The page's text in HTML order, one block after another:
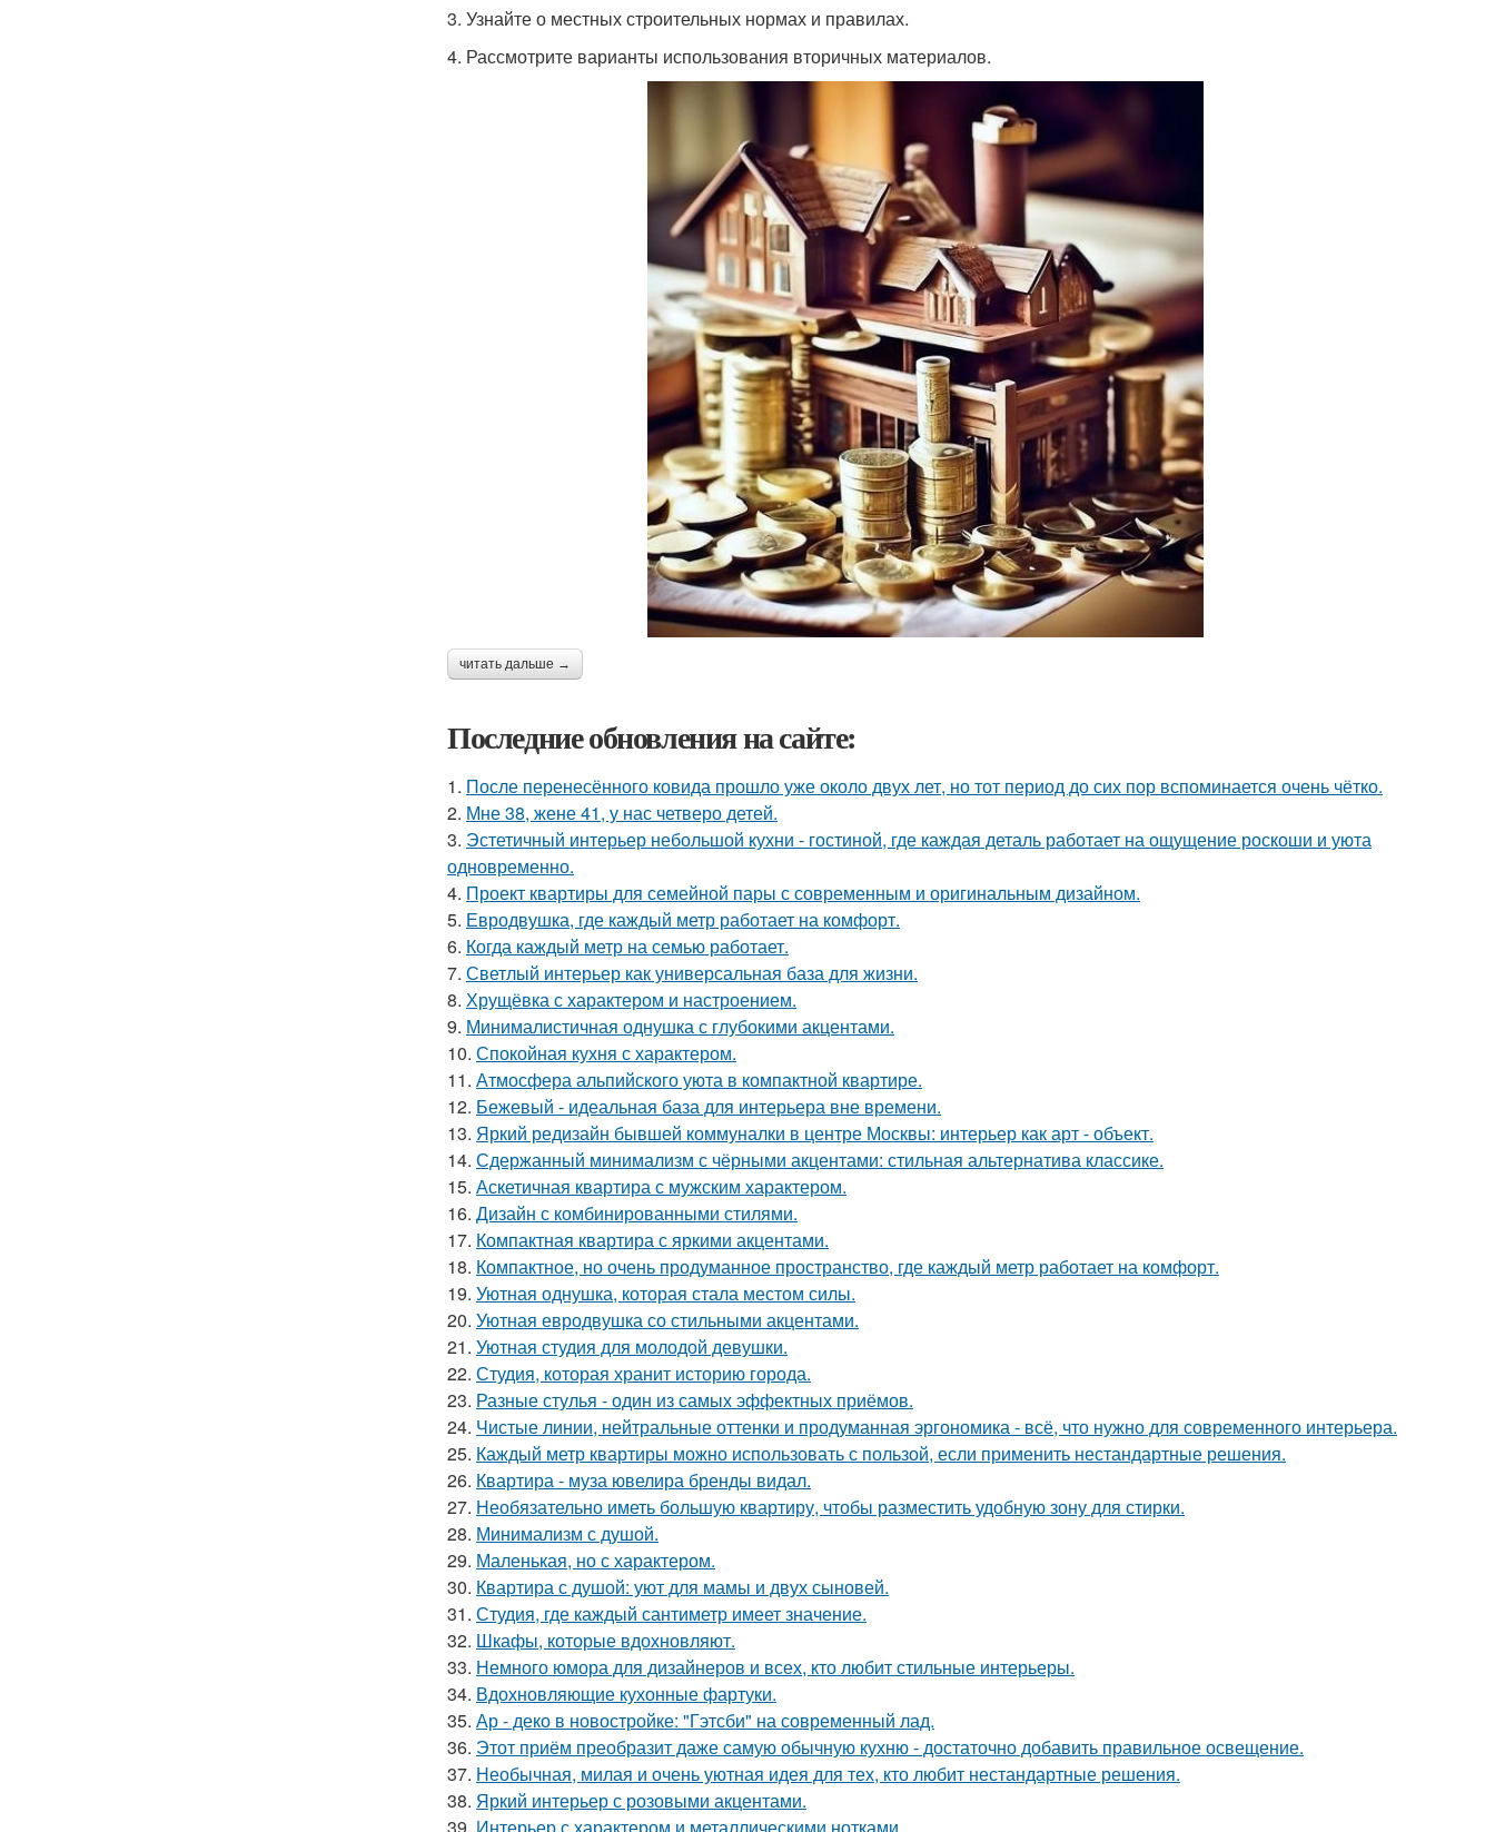
3. Узнайте о местных строительных нормах и правилах.
4. Рассмотрите варианты использования вторичных материалов.
читать дальше →
Последние обновления на сайте:
1. После перенесённого ковида прошло уже около двух лет, но тот период до сих пор вспоминается очень чётко.
2. Мне 38, жене 41, у нас четверо детей.
3. Эстетичный интерьер небольшой кухни - гостиной, где каждая деталь работает на ощущение роскоши и уюта
одновременно.
4. Проект квартиры для семейной пары с современным и оригинальным дизайном.
5. Евродвушка, где каждый метр работает на комфорт.
6. Когда каждый метр на семью работает.
7. Светлый интерьер как универсальная база для жизни.
8. Хрущёвка с характером и настроением.
9. Минималистичная однушка с глубокими акцентами.
10. Спокойная кухня с характером.
11. Атмосфера альпийского уюта в компактной квартире.
12. Бежевый - идеальная база для интерьера вне времени.
13. Яркий редизайн бывшей коммуналки в центре Москвы: интерьер как арт - объект.
14. Сдержанный минимализм с чёрными акцентами: стильная альтернатива классике.
15. Аскетичная квартира с мужским характером.
16. Дизайн с комбинированными стилями.
17. Компактная квартира с яркими акцентами.
18. Компактное, но очень продуманное пространство, где каждый метр работает на комфорт.
19. Уютная однушка, которая стала местом силы.
20. Уютная евродвушка со стильными акцентами.
21. Уютная студия для молодой девушки.
22. Студия, которая хранит историю города.
23. Разные стулья - один из самых эффектных приёмов.
24. Чистые линии, нейтральные оттенки и продуманная эргономика - всё, что нужно для современного интерьера.
25. Каждый метр квартиры можно использовать с пользой, если применить нестандартные решения.
26. Квартира - муза ювелира бренды видал.
27. Необязательно иметь большую квартиру, чтобы разместить удобную зону для стирки.
28. Минимализм с душой.
29. Маленькая, но с характером.
30. Квартира с душой: уют для мамы и двух сыновей.
31. Студия, где каждый сантиметр имеет значение.
32. Шкафы, которые вдохновляют.
33. Немного юмора для дизайнеров и всех, кто любит стильные интерьеры.
34. Вдохновляющие кухонные фартуки.
35. Ар - деко в новостройке: "Гэтсби" на современный лад.
36. Этот приём преобразит даже самую обычную кухню - достаточно добавить правильное освещение.
37. Необычная, милая и очень уютная идея для тех, кто любит нестандартные решения.
38. Яркий интерьер с розовыми акцентами.